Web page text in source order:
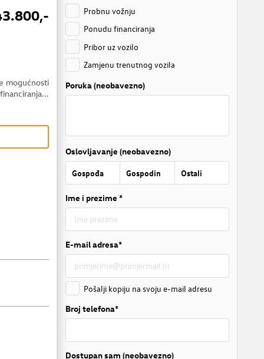
mogućnosti
financiranja...
Probnu vožnju
Ponudu financiranja
Pribor uz vozilo
Zamjenu trenutnog vozila
Poruka (neobavezno)
Oslovljavanje (neobavezno)
Gospođa Gospodin Ostali
Ime i prezime *
E-mail adresa*
Pošalji kopiju na svoju e-mail adresu
Broj telefona*
Dostupan sam (neobavezno)